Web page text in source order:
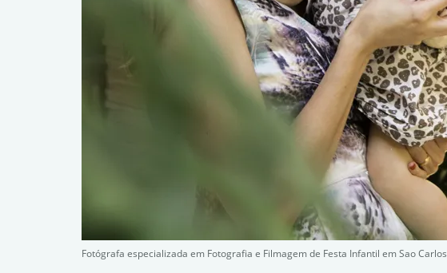
Fotógrafa especializada em Fotografia e Filmagem de Festa Infantil em Sao Carlos